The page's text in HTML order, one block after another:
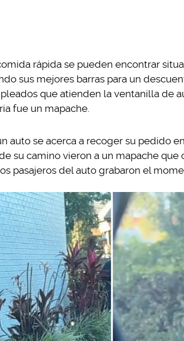
rápida se pueden encontrar
sus mejores barras para un
que atienden la ventanilla de
fue un mapache.
auto se acerca a recoger su pedido
su camino vieron a un mapache
pasajeros del auto grabaron el